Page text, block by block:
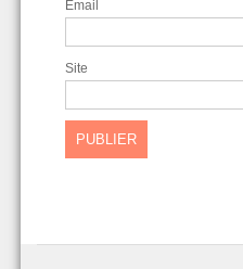
Email
Site